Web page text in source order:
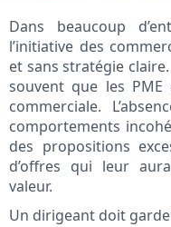
Dans beaucoup
l’initiative des
et sans stratégie
souvent que les
commerciale.
comportements
des propositions
d’offres qui leur
valeur.
Un dirigeant doit